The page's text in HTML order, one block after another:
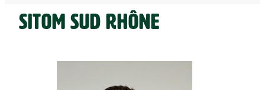
Sitom Sud Rhône